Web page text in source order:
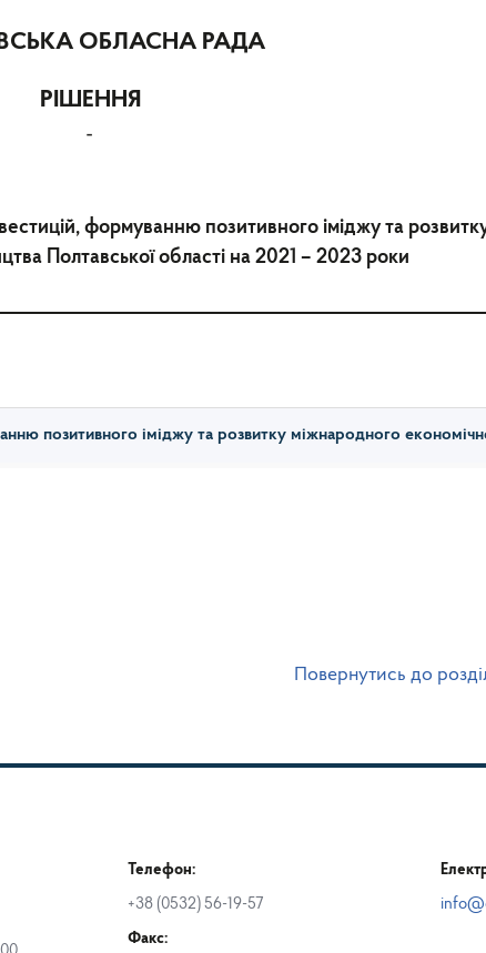
ОБЛАСНА РАДА
РІШЕННЯ
-
формуванню позитивного іміджу та
Полтавської області на 2021 – 2023 роки
позитивного іміджу та розвитку міжнародного
Повернутись до
Телефон:
+38 (0532) 56-19-57
Факс: